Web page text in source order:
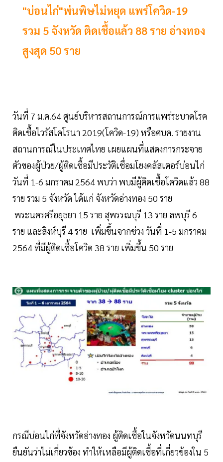
"บ่อนไก่"พ่นพิษไม่หยุด แพร่โควิด-19
รวม 5 จังหวัด ติดเชื้อแล้ว 88 ราย อ่างทอง
สูงสุด 50 ราย
วันที่ 7 ม.ค.64 ศูนย์บริหารสถานการณ์การแพร่ระบาดโรค
ติดเชื้อไวรัสโคโรนา 2019(โควิด-19) หรือศบค. รายงาน
สถานการณ์ในประเทศไทย เผยแผนที่แสดงการกระจาย
ตัวของผู้ป่วย/ผู้ติดเชื้อมีประวัติเชื่อมโยงคลัสเตอร์บ่อนไก่
วันที่ 1-6 มกราคม 2564 พบว่า พบมีผู้ติดเชื้อโควิดแล้ว 88
ราย รวม 5 จังหวัด ได้แก่ จังหวัดอ่างทอง 50 ราย
พระนครศรีอยุธยา 15 ราย สุพรรณบุรี 13 ราย ลพบุรี 6
ราย และสิงห์บุรี 4 ราย เพิ่มขึ้นจากช่วง วันที่ 1-5 มกราคม
2564 ที่มีผู้ติดเชื้อโควิด 38 ราย เพิ่มขึ้น 50 ราย
กรณีบ่อนไก่ที่จังหวัดอ่างทอง ผู้ติดเชื้อในจังหวัดนนทบุรี
ยืนยันว่าไม่เกี่ยวข้อง ทำให้เหลือมีผู้ติดเชื้อที่เกี่ยวข้องใน 5